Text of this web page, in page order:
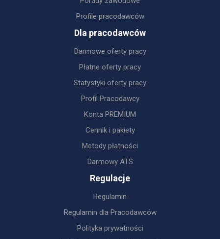
Profile pracodawców
Dla pracodawców
Darmowe oferty pracy
Płatne oferty pracy
Statystyki oferty pracy
Profil Pracodawcy
Konta PREMIUM
Cennik i pakiety
Metody płatności
Darmowy ATS
Regulacje
Regulamin
Regulamin dla Pracodawców
Polityka prywatności